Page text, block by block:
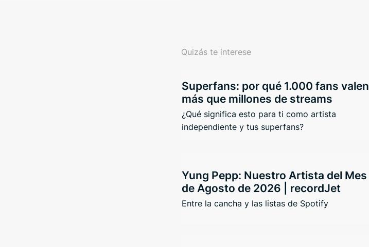
Quizás te interese
Superfans: por qué 1.000 fans valen
más que millones de streams
¿Qué significa esto para ti como artista
independiente y tus superfans?
Yung Pepp: Nuestro Artista del Mes
de Agosto de 2026 | recordJet
Entre la cancha y las listas de Spotify